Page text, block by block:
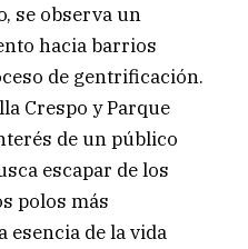
se observa un
hacia barrios
de gentrificación.
Crespo y Parque
de un público
escapar de los
polos más
esencia de la vida